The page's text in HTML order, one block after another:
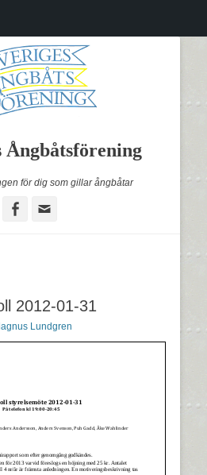
Ångbåtsförening
för dig som gillar ångbåtar
Facebook
2012-01-31
Lundgren